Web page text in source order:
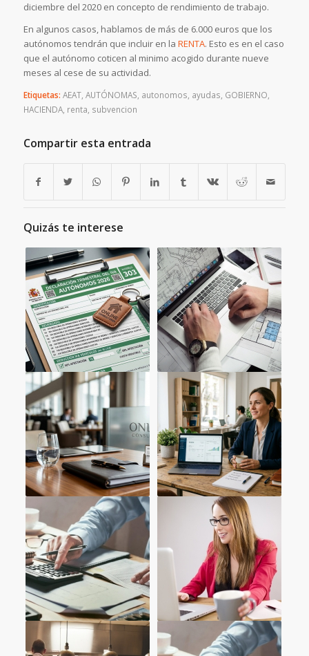
diciembre del 2020 en concepto de rendimiento de trabajo.
En algunos casos, hablamos de más de 6.000 euros que los
autónomos tendrán que incluir en la RENTA. Esto es en el caso
que el autónomo coticen al minimo acogido durante nueve
meses al cese de su actividad.
Etiquetas: AEAT, AUTÓNOMAS autonomos ayudas GOBIERNO
HACIENDA, renta subvencion
Compartir esta entrada
Quizás te interese